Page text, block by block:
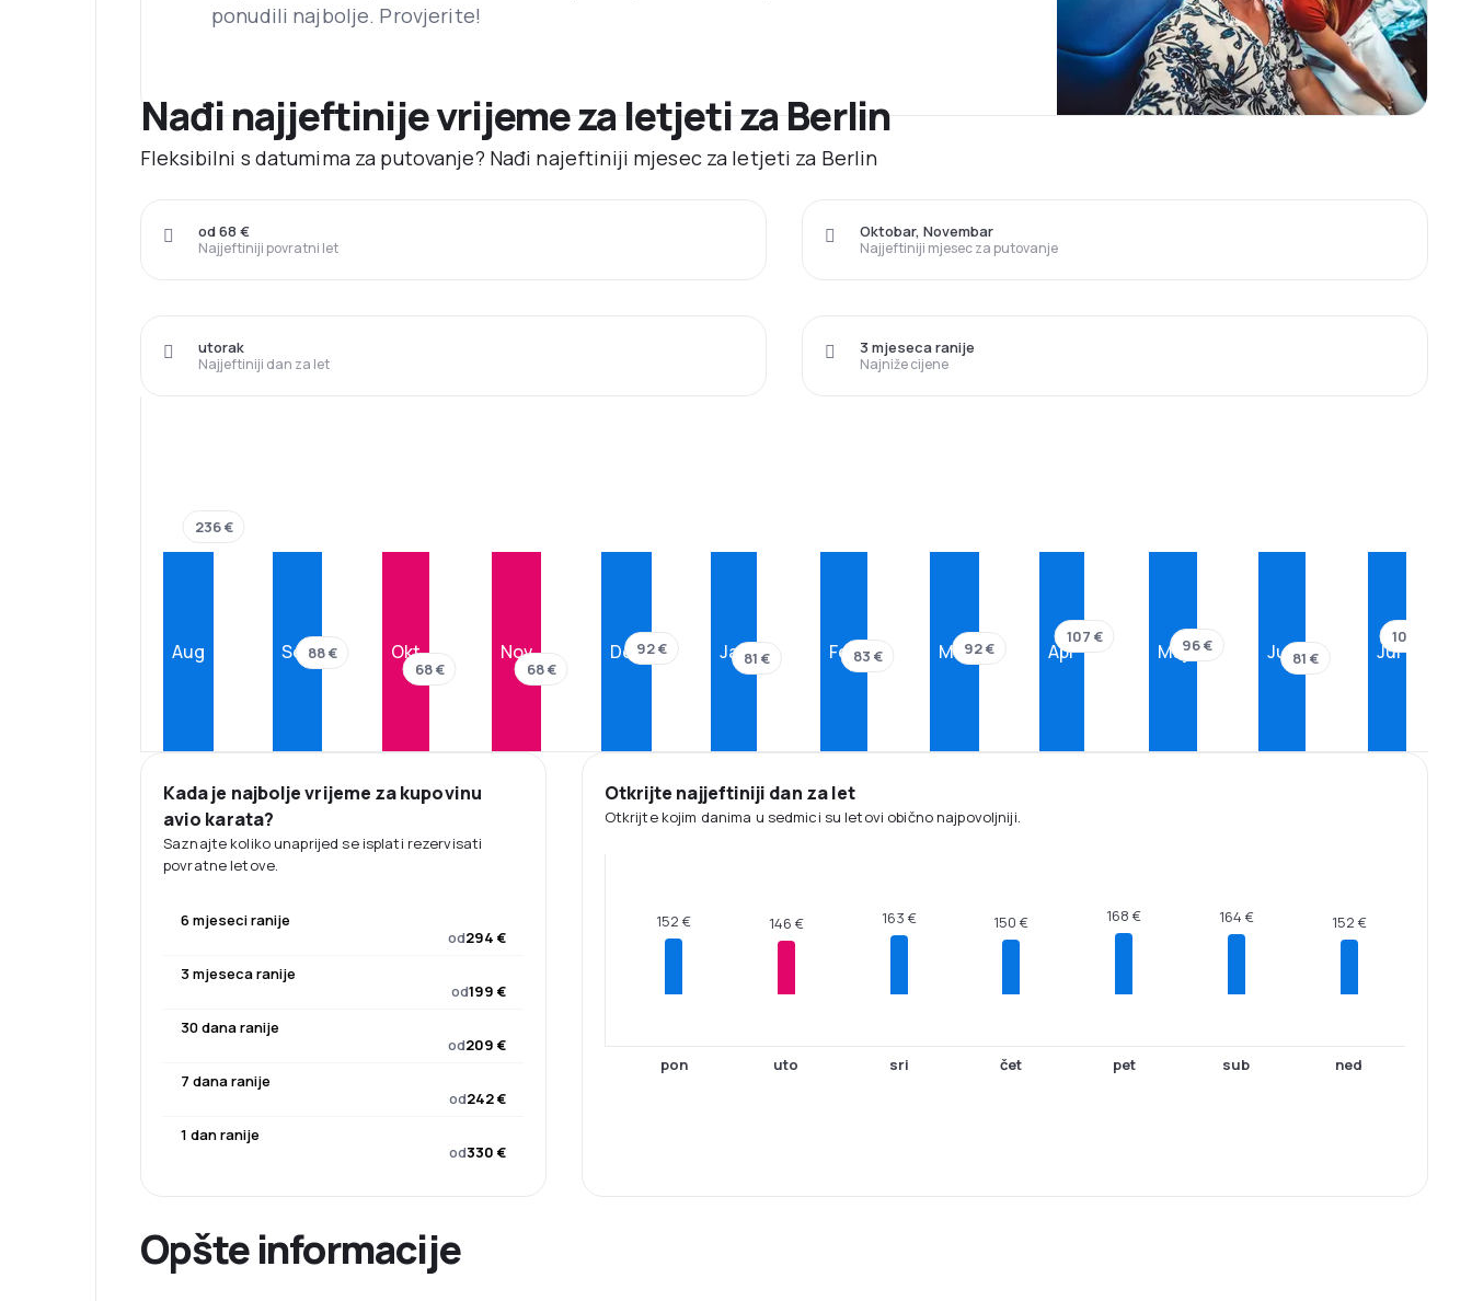
ponudili najbolje. Provjerite!
Nađi najjeftinije vrijeme za letjeti za Berlin
Fleksibilni s datumima za putovanje? Nađi najeftiniji mjesec za letjeti za Berlin
Najjeftiniji povratni let
od 68 €
Najjeftiniji mjesec za putovanje
Oktobar, Novembar
Najjeftiniji dan za let
utorak
Najniže cijene
3 mjeseca ranije
Aug
236 €
Sep88 € Okt
68 €
Nov
68 €
Dec92 € Jan81 € Feb83 € Mar92 € Apr
107 €
Maj96 € Jun81 € Jul
107 €
Kada je najbolje vrijeme za kupovinu
avio karata?
Saznajte koliko unaprijed se isplati rezervisati
povratne letove.
6 mjeseci ranije
od294 €
3 mjeseca ranije
od199 €
30 dana ranije
od209 €
7 dana ranije
od242 €
1 dan ranije
od330 €
Otkrijte najjeftiniji dan za let
Otkrijte kojim danima u sedmici su letovi obično najpovoljniji.
152 €
pon
146 €
uto
163 €
sri
150 €
čet
168 €
pet
164 €
sub
152 €
ned
Opšte informacije